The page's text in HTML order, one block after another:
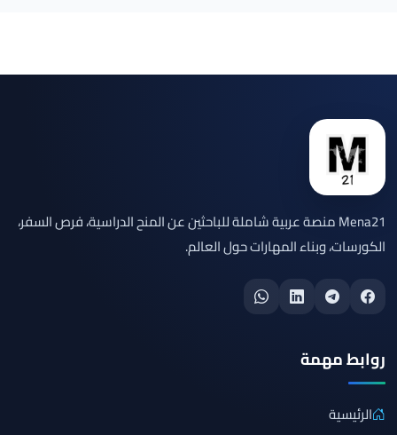
Mena21 منصة عربية شاملة للباحثين عن المنح الدراسية، فرص السفر،
الكورسات، وبناء المهارات حول العالم.
روابط مهمة
الرئيسية